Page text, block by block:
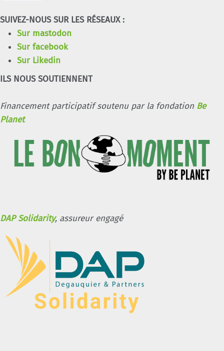
SUIVEZ-NOUS SUR LES RÉSEAUX :
Sur mastodon
Sur facebook
Sur Likedin
ILS NOUS SOUTIENNENT
Financement participatif soutenu par la fondation Be
Planet
DAP Solidarity, assureur engagé